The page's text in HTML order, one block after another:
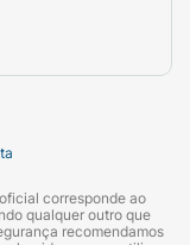
corresponde ao
qualquer outro que
recomendamos